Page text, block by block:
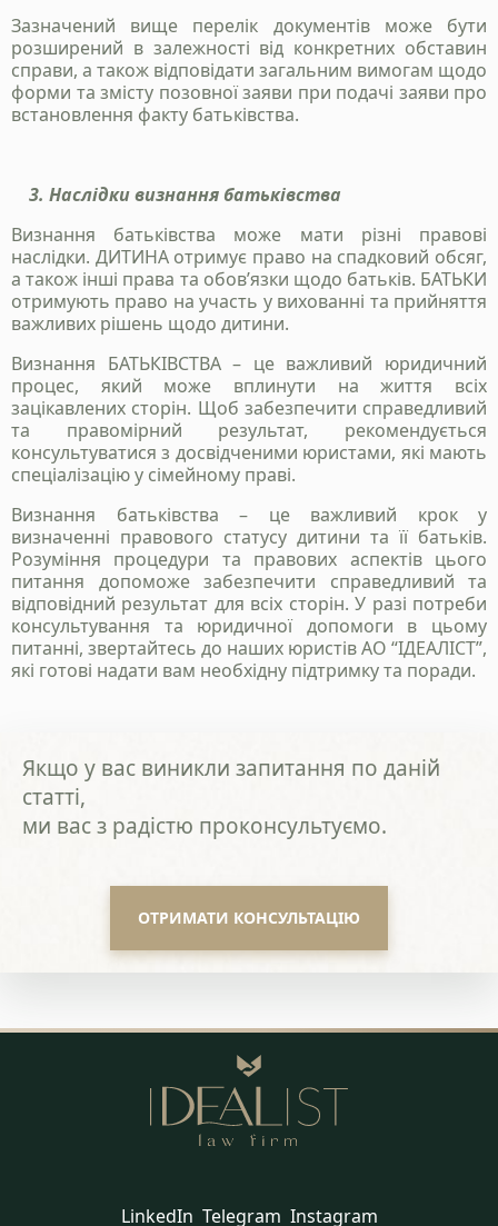
Зазначений вище перелік документів може бути
розширений в залежності від конкретних обставин
справи, а також відповідати загальним вимогам щодо
форми та змісту позовної заяви при подачі заяви про
встановлення факту батьківства.
3. Наслідки визнання батьківства
Визнання батьківства може мати різні правові
наслідки. ДИТИНА отримує право на спадковий обсяг,
а також інші права та обов’язки щодо батьків. БАТЬКИ
отримують право на участь у вихованні та прийняття
важливих рішень щодо дитини.
Визнання БАТЬКІВСТВА – це важливий юридичний
процес, який може вплинути на життя всіх
зацікавлених сторін. Щоб забезпечити справедливий
та правомірний результат, рекомендується
консультуватися з досвідченими юристами, які мають
спеціалізацію у сімейному праві.
Визнання батьківства – це важливий крок у
визначенні правового статусу дитини та її батьків.
Розуміння процедури та правових аспектів цього
питання допоможе забезпечити справедливий та
відповідний результат для всіх сторін. У разі потреби
консультування та юридичної допомоги в цьому
питанні, звертайтесь до наших юристів АО “ІДЕАЛІСТ”,
які готові надати вам необхідну підтримку та поради.
Якщо у вас виникли запитання по даній
статті,
ми вас з радістю проконсультуємо.
ОТРИМАТИ КОНСУЛЬТАЦІЮ
LinkedIn Telegram Instagram